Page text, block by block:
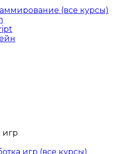
(все курсы)
игр
игр (все курсы)